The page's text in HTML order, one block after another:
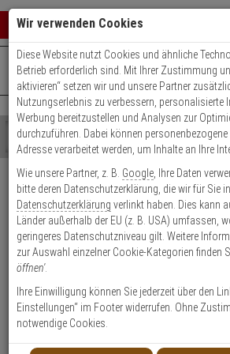
Warenkorb schließen
0 ARTIKEL IM
Ihr Warenkorb
Ergebnisse ()
Shop
durchsuchen
geben
Sie
mindestens
Zeichen
ein,
um
Suche
wurde
noch
Kategorien
Suche
gestartet
+49 (0)821 899 493-0Mo. - Do.: 8:00 - 16:30 |
Kontaktservice nutzen
Versand & Lieferung
Bitte wählen Sie Ihr Lieferland.
Welche Lieferoptionen kann ich
auswählen?
Wir verwenden Cookies
Diese Website nutzt Cookies und ähnliche
Betrieb erforderlich sind. Mit Ihrer Zustimmung
aktivieren“ setzen wir und unsere Partner
Nutzungserlebnis zu verbessern, personalisierte
Werbung bereitzustellen und Analysen zur
durchzuführen. Dabei können personenbezogene
Adresse verarbeitet werden, um Inhalte an Ihre
Wie unsere Partner, z. B. Google , Ihre Daten
bitte deren Datenschutzerklärung, die wir für Sie
Datenschutzerklärung verlinkt haben. Dies kann
Länder außerhalb der EU (z. B. USA) umfassen,
geringeres Datenschutzniveau gilt. Weitere
zur Auswahl einzelner Cookie-Kategorien finden
öffnen'.
Ihre Einwilligung können Sie jederzeit über den
Einstellungen“ im Footer widerrufen. Ohne
notwendige Cookies.